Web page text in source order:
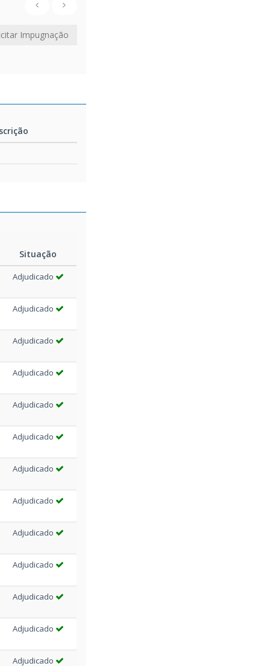
Impugnação
Situação
Adjudicado
Adjudicado
Adjudicado
Adjudicado
Adjudicado
Adjudicado
Adjudicado
Adjudicado
Adjudicado
Adjudicado
Adjudicado
Adjudicado
Adjudicado